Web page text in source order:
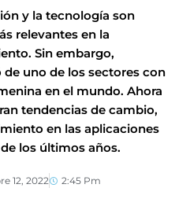
y la tecnología son
relevantes en la
Sin embargo,
uno de los sectores con
en el mundo. Ahora
tendencias de cambio,
en las aplicaciones
los últimos años.
12, 2022 2:45 Pm